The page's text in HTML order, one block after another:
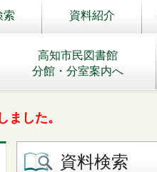
索 資料紹介
高知市民図書館
分館・分室案内へ
ました。
資料検索